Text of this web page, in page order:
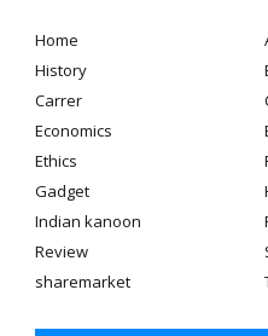
Home
History
Carrer
Economics
Ethics
Gadget
Indian kanoon
Review
sharemarket